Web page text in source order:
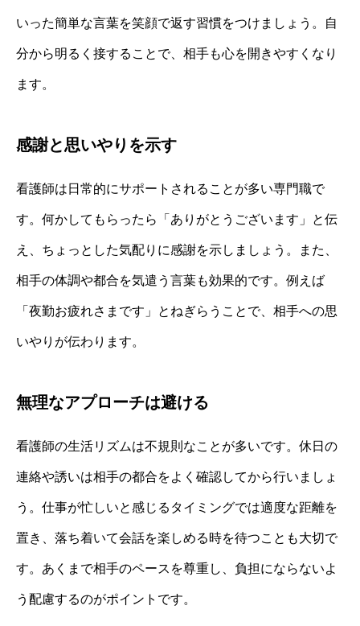
いった簡単な言葉を笑顔で返す習慣をつけましょう。自
分から明るく接することで、相手も心を開きやすくなり
ます。
感謝と思いやりを示す
看護師は日常的にサポートされることが多い専門職で
す。何かしてもらったら「ありがとうございます」と伝
え、ちょっとした気配りに感謝を示しましょう。また、
相手の体調や都合を気遣う言葉も効果的です。例えば
「夜勤お疲れさまです」とねぎらうことで、相手への思
いやりが伝わります。
無理なアプローチは避ける
看護師の生活リズムは不規則なことが多いです。休日の
連絡や誘いは相手の都合をよく確認してから行いましょ
う。仕事が忙しいと感じるタイミングでは適度な距離を
置き、落ち着いて会話を楽しめる時を待つことも大切で
す。あくまで相手のペースを尊重し、負担にならないよ
う配慮するのがポイントです。